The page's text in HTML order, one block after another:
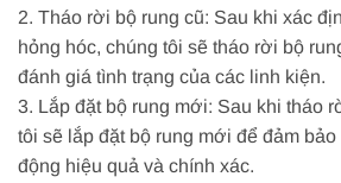
2. Tháo rời bộ rung cũ: Sau khi xác
hỏng hóc, chúng tôi sẽ tháo rời bộ
đánh giá tình trạng của các linh kiện.
3. Lắp đặt bộ rung mới: Sau khi tháo
tôi sẽ lắp đặt bộ rung mới để đảm
động hiệu quả và chính xác.